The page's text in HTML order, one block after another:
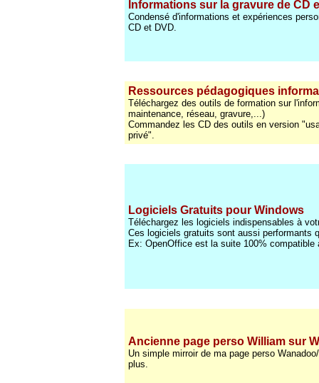
Informations sur la gravure de CD
Condensé d'informations et expériences
CD et DVD.
Ressources pédagogiques
Téléchargez des outils de formation sur
maintenance, réseau, gravure,...)
Commandez les CD des outils en version
privé".
Logiciels Gratuits pour Windows
Téléchargez les logiciels indispensables à
Ces logiciels gratuits sont aussi performants
Ex: OpenOffice est la suite 100%
Ancienne page perso William sur
Un simple mirroir de ma page perso
plus.